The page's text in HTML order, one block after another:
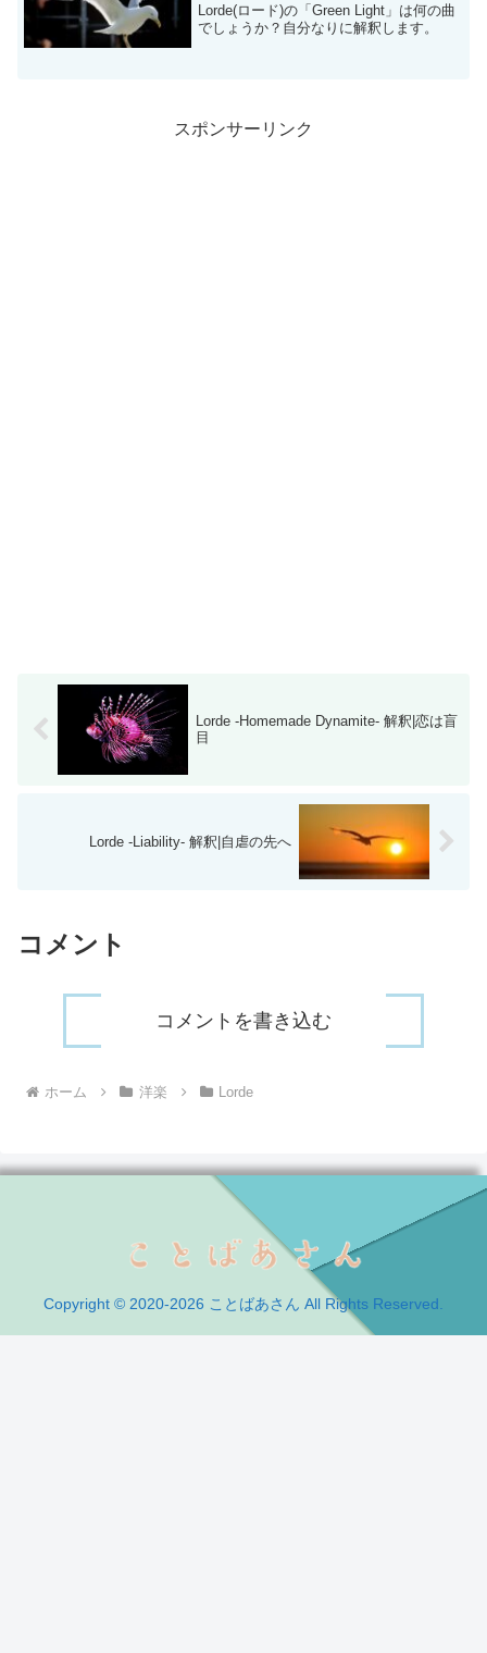
Lorde(ロード)の「Green Light」は何の曲
でしょうか？自分なりに解釈します。
スポンサーリンク
Lorde -Homemade Dynamite- 解釈|恋は盲
目
Lorde -Liability- 解釈|自虐の先へ
コメント
コメントを書き込む
ホーム 洋楽 Lorde
Copyright © 2020-2026 ことばあさん All Rights Reserved.